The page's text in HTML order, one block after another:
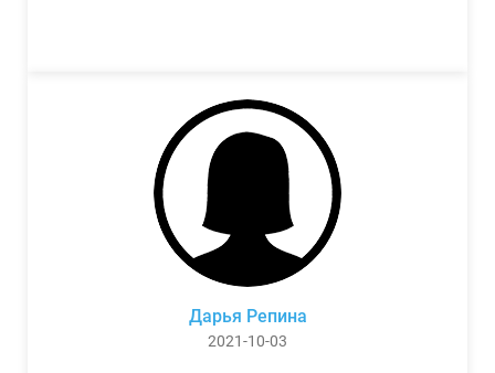
Дарья Репина
2021-10-03